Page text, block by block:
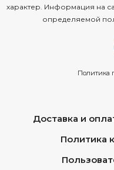
характер. Информация на
определяемой
Политика
Доставка и
Политика